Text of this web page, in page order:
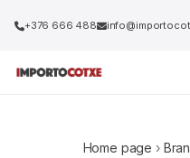
+376 666 488
Home page ›